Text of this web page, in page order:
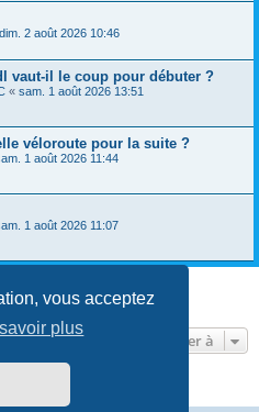
vous acceptez
plus
dim. 2 août 2026 10:46
vaut-il le coup pour débuter ?
« sam. 1 août 2026 13:51
véloroute pour la suite ?
1 août 2026 11:44
1 août 2026 11:07
• Page1sur1
Aller à
Software © phpBB Limited
phpBB-fr.com